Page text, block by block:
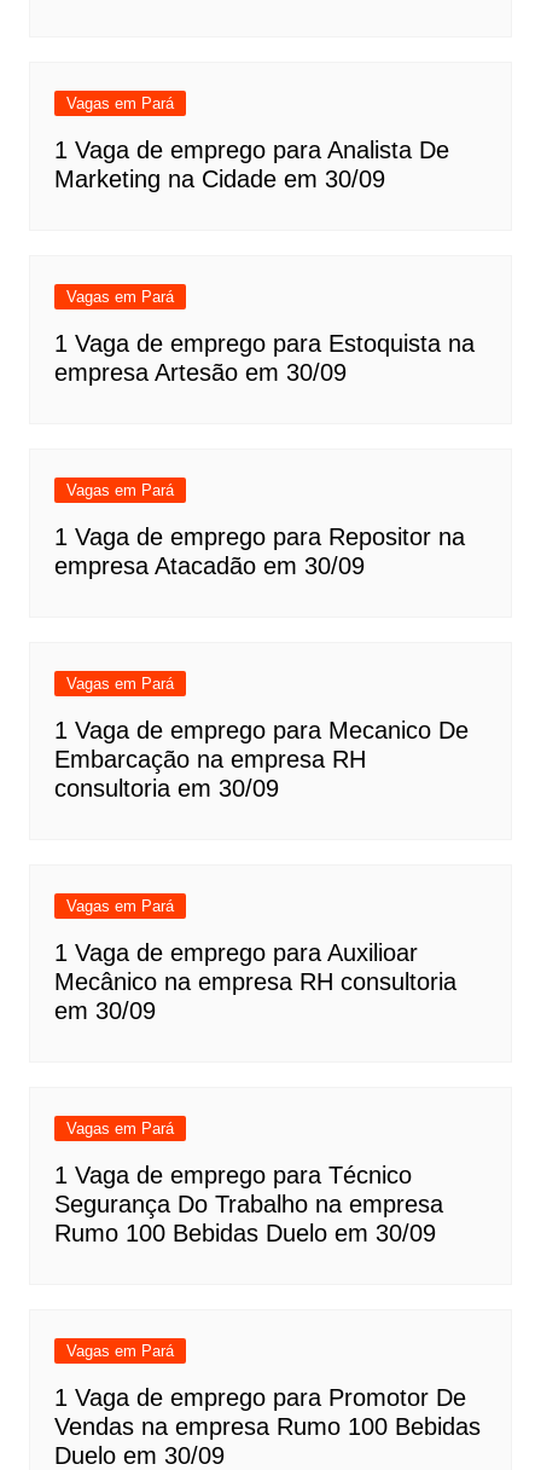
Vagas em Pará
1 Vaga de emprego para Analista De
Marketing na Cidade em 30/09
Vagas em Pará
1 Vaga de emprego para Estoquista na
empresa Artesão em 30/09
Vagas em Pará
1 Vaga de emprego para Repositor na
empresa Atacadão em 30/09
Vagas em Pará
1 Vaga de emprego para Mecanico De
Embarcação na empresa RH
consultoria em 30/09
Vagas em Pará
1 Vaga de emprego para Auxilioar
Mecânico na empresa RH consultoria
em 30/09
Vagas em Pará
1 Vaga de emprego para Técnico
Segurança Do Trabalho na empresa
Rumo 100 Bebidas Duelo em 30/09
Vagas em Pará
1 Vaga de emprego para Promotor De
Vendas na empresa Rumo 100 Bebidas
Duelo em 30/09